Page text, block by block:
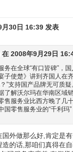
大宗邮购与零售业
吃惊——美国平均每
次。西尔斯所走的
对象。它的一个主
。但进入90年代以
就已经为只有几十
和发展，西尔斯不得
险业、不动产业、
那么为什么在零售
多年的西尔斯?
30日 16:39 发表
在 2008年9月29日
务在全球“有口皆碑”，
子使楚》讲到齐国人在
”支持国产品牌无可质
了解沃尔玛在华南区域
售服务业比西方晚了几
零售服务业的“千利玛”
外做那么好,肯定是
的话,那咱们真得在